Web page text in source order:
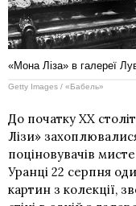
«Мона Ліза» в галереї
Getty Images / «Бабель»
До початку ХХ
Лізи»
поціновувачів
Уранці 22 серпня
картин з колекції,